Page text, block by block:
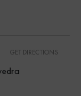
GET DIRECTIONS